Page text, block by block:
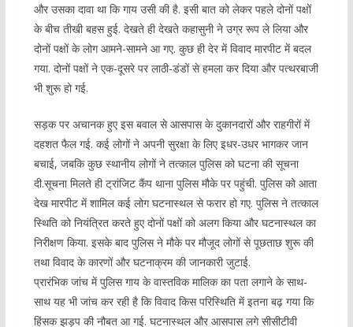
और उसका दावा था कि गाय उसी की है. इसी बात को लेकर पहले दोनों पक्षों
के बीच तीखी बहस हुई. देखते ही देखते कहासुनी ने उग्र रूप ले लिया और
दोनों पक्षों के लोग आमने-सामने आ गए. कुछ ही देर में विवाद मारपीट में बदल
गया. दोनों पक्षों ने एक-दूसरे पर लाठी-डंडों से हमला कर दिया और पत्थरबाजी
भी शुरू हो गई.
सड़क पर अचानक हुए इस बवाल से आसपास के दुकानदारों और राहगीरों में
दहशत फैल गई. कई लोगों ने अपनी सुरक्षा के लिए इधर-उधर भागकर जान
बचाई, जबकि कुछ स्थानीय लोगों ने तत्काल पुलिस को घटना की सूचना
दी.सूचना मिलते ही ट्रांजिट कैंप थाना पुलिस मौके पर पहुंची. पुलिस को आता
देख मारपीट में शामिल कई लोग घटनास्थल से फरार हो गए. पुलिस ने तत्काल
स्थिति को नियंत्रित करते हुए दोनों पक्षों को अलग किया और घटनास्थल का
निरीक्षण किया. इसके बाद पुलिस ने मौके पर मौजूद लोगों से पूछताछ शुरू की
तथा विवाद के कारणों और घटनाक्रम की जानकारी जुटाई.
प्रारंभिक जांच में पुलिस गाय के वास्तविक मालिक का पता लगाने के साथ-
साथ यह भी जांच कर रही है कि विवाद किस परिस्थिति में इतना बढ़ गया कि
हिंसक झड़प की नौबत आ गई. घटनास्थल और आसपास लगे सीसीटीवी